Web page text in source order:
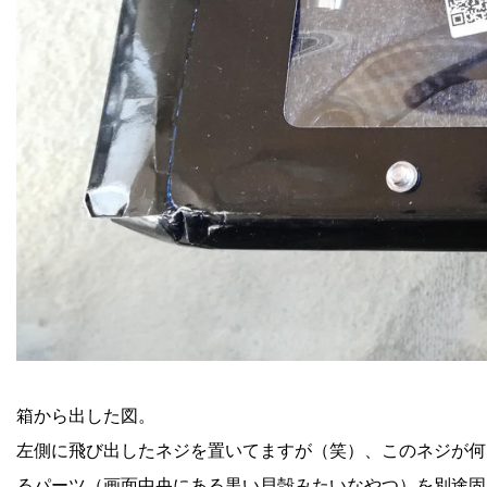
箱から出した図。
左側に飛び出したネジを置いてますが（笑）、このネジが